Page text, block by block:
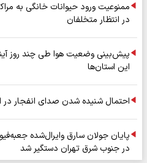
ممنوعیت ورود حیوانات خانگی به
در انتظار متخلفان
پیش‌بینی وضعیت هوا طی چند روز
این استان‌ها
احتمال شنیده شدن صدای انفجار در
در جنوب شرق تهران دستگیر شد